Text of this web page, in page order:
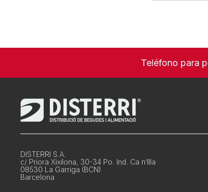
Teléfono para
DISTERRI S.A.
c/ Priora Xixilona, 30-34 Po. Ind. Ca n’Illa
08530 La Garriga (BCN)
Barcelona